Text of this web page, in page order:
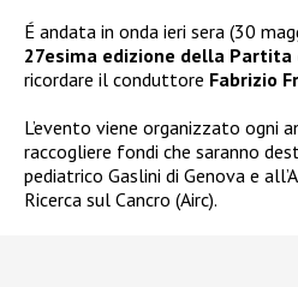
É andata in onda ieri sera (30
27esima edizione della Partita
ricordare il conduttore Fabrizio
L’evento viene organizzato ogni
raccogliere fondi che saranno
pediatrico Gaslini di Genova e
Ricerca sul Cancro (Airc).